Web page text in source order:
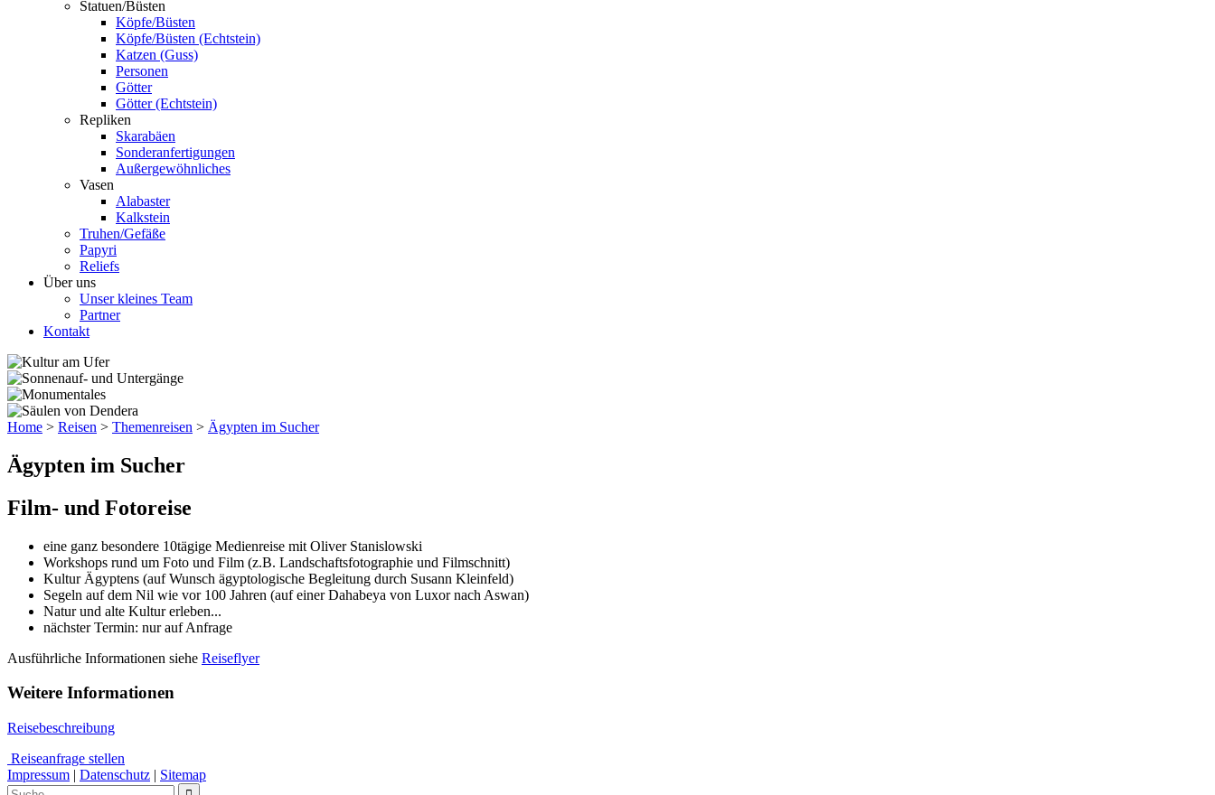
Statuen/Büsten
Köpfe/Büsten
Köpfe/Büsten (Echtstein)
Katzen (Guss)
Personen
Götter
Götter (Echtstein)
Repliken
Skarabäen
Sonderanfertigungen
Außergewöhnliches
Vasen
Alabaster
Kalkstein
Truhen/Gefäße
Papyri
Reliefs
Über uns
Unser kleines Team
Partner
Kontakt
Home > Reisen > Themenreisen > Ägypten im Sucher
Ägypten im Sucher
Film- und Fotoreise
eine ganz besondere 10tägige Medienreise mit Oliver Stanislowski
Workshops rund um Foto und Film (z.B. Landschaftsfotographie und Filmschnitt)
Kultur Ägyptens (auf Wunsch ägyptologische Begleitung durch Susann Kleinfeld)
Segeln auf dem Nil wie vor 100 Jahren (auf einer Dahabeya von Luxor nach Aswan)
Natur und alte Kultur erleben...
nächster Termin: nur auf Anfrage
Ausführliche Informationen siehe Reiseflyer
Weitere Informationen
Reisebeschreibung
Reiseanfrage stellen
Impressum | Datenschutz | Sitemap